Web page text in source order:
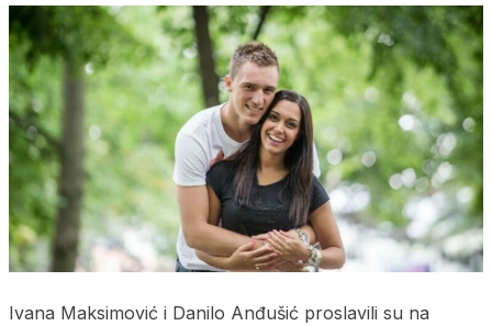
Ivana Maksimović i Danilo Anđušić proslavili su na